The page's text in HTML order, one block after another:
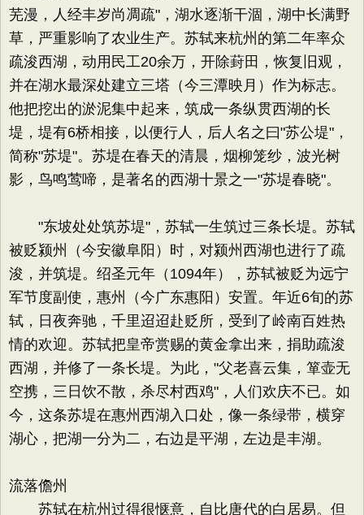
芜漫，人经丰岁尚凋疏"，湖水逐渐干涸，湖中长满野
草，严重影响了农业生产。苏轼来杭州的第二年率众
疏浚西湖，动用民工20余万，开除葑田，恢复旧观，
并在湖水最深处建立三塔（今三潭映月）作为标志。
他把挖出的淤泥集中起来，筑成一条纵贯西湖的长
堤，堤有6桥相接，以便行人，后人名之曰"苏公堤"，
简称"苏堤"。苏堤在春天的清晨，烟柳笼纱，波光树
影，鸟鸣莺啼，是著名的西湖十景之一"苏堤春晓"。
"东坡处处筑苏堤"，苏轼一生筑过三条长堤。苏轼
被贬颍州（今安徽阜阳）时，对颍州西湖也进行了疏
浚，并筑堤。绍圣元年（1094年），苏轼被贬为远宁
军节度副使，惠州（今广东惠阳）安置。年近6旬的苏
轼，日夜奔驰，千里迢迢赴贬所，受到了岭南百姓热
情的欢迎。苏轼把皇帝赏赐的黄金拿出来，捐助疏浚
西湖，并修了一条长堤。为此，"父老喜云集，箪壶无
空携，三日饮不散，杀尽村西鸡"，人们欢庆不已。如
今，这条苏堤在惠州西湖入口处，像一条绿带，横穿
湖心，把湖一分为二，右边是平湖，左边是丰湖。
流落儋州
苏轼在杭州过得很惬意，自比唐代的白居易。但